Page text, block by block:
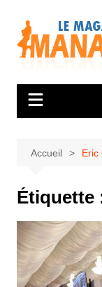
contenu
Accueil Eric
Étiquette